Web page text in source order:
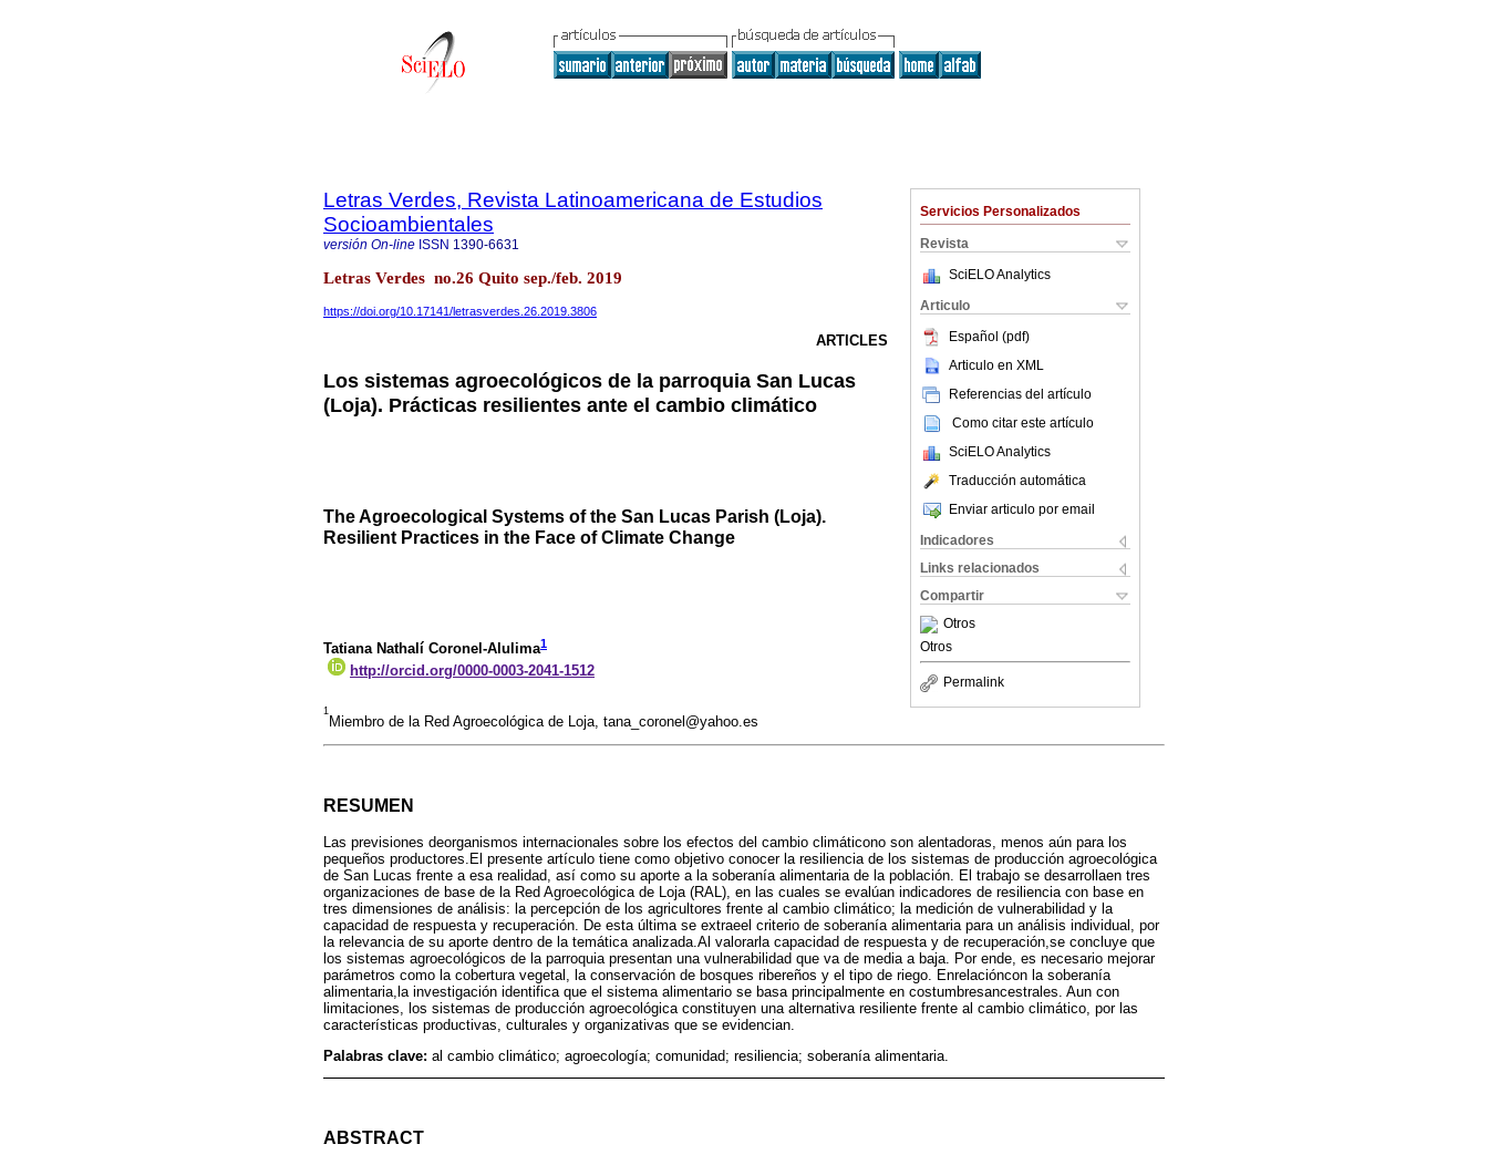
Servicios Personalizados
Revista
SciELO Analytics
Articulo
Español (pdf)
Articulo en XML
Referencias del artículo
Como citar este artículo
SciELO Analytics
Traducción automática
Enviar articulo por email
Indicadores
Links relacionados
Compartir
Otros
Otros
Permalink
Letras Verdes, Revista Latinoamericana de Estudios
Socioambientales
versión On-line ISSN 1390-6631
Letras Verdes no.26 Quito sep./feb. 2019
https://doi.org/10.17141/letrasverdes.26.2019.3806
ARTICLES
Los sistemas agroecológicos de la parroquia San Lucas
(Loja). Prácticas resilientes ante el cambio climático
The Agroecological Systems of the San Lucas Parish (Loja).
Resilient Practices in the Face of Climate Change
Tatiana Nathalí Coronel-Alulima1
http://orcid.org/0000-0003-2041-1512
1
Miembro de la Red Agroecológica de Loja, tana_coronel@yahoo.es
RESUMEN
Las previsiones deorganismos internacionales sobre los efectos del cambio climáticono son alentadoras, menos aún para los
pequeños productores.El presente artículo tiene como objetivo conocer la resiliencia de los sistemas de producción agroecológica
de San Lucas frente a esa realidad, así como su aporte a la soberanía alimentaria de la población. El trabajo se desarrollaen tres
organizaciones de base de la Red Agroecológica de Loja (RAL), en las cuales se evalúan indicadores de resiliencia con base en
tres dimensiones de análisis: la percepción de los agricultores frente al cambio climático; la medición de vulnerabilidad y la
capacidad de respuesta y recuperación. De esta última se extraeel criterio de soberanía alimentaria para un análisis individual, por
la relevancia de su aporte dentro de la temática analizada.Al valorarla capacidad de respuesta y de recuperación,se concluye que
los sistemas agroecológicos de la parroquia presentan una vulnerabilidad que va de media a baja. Por ende, es necesario mejorar
parámetros como la cobertura vegetal, la conservación de bosques ribereños y el tipo de riego. Enrelacióncon la soberanía
alimentaria,la investigación identifica que el sistema alimentario se basa principalmente en costumbresancestrales. Aun con
limitaciones, los sistemas de producción agroecológica constituyen una alternativa resiliente frente al cambio climático, por las
características productivas, culturales y organizativas que se evidencian.
Palabras clave: al cambio climático; agroecología; comunidad; resiliencia; soberanía alimentaria.
ABSTRACT